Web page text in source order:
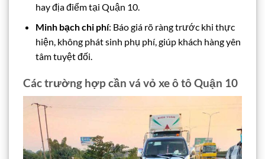
hay địa điểm tại Quận 10.
Minh bạch chi phí: Báo giá rõ ràng trước khi thực
hiện, không phát sinh phụ phí, giúp khách hàng yên
tâm tuyệt đối.
Các trường hợp cần vá vỏ xe ô tô Quận 10